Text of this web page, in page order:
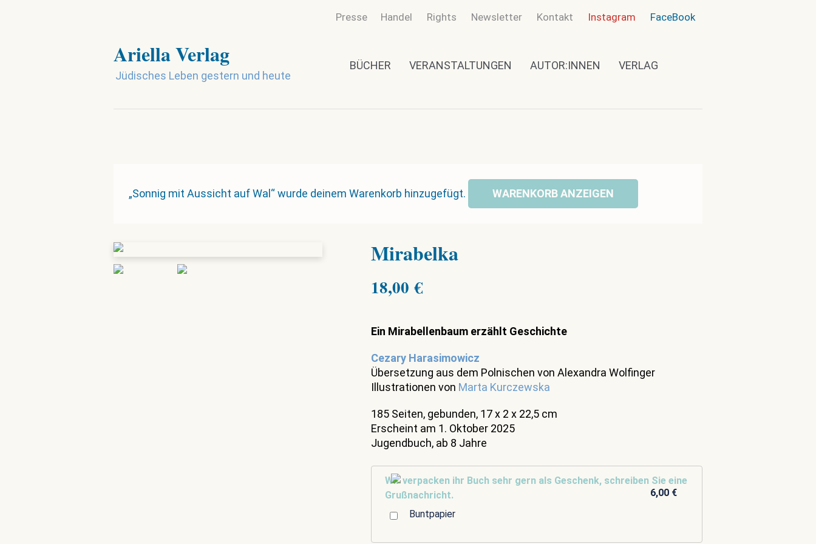
Presse Handel Rights Newsletter Kontakt Instagram FaceBook
Ariella Verlag
Jüdisches Leben gestern und heute
BÜCHER VERANSTALTUNGEN AUTOR:INNEN VERLAG
„Sonnig mit Aussicht auf Wal“ wurde deinem Warenkorb hinzugefügt. WARENKORB ANZEIGEN
Mirabelka
18,00 €
Ein Mirabellenbaum erzählt Geschichte
Cezary Harasimowicz
Übersetzung aus dem Polnischen von Alexandra Wolfinger
Illustrationen von Marta Kurczewska
185 Seiten, gebunden, 17 x 2 x 22,5 cm
Erscheint am 1. Oktober 2025
Jugendbuch, ab 8 Jahre
Wir verpacken ihr Buch sehr gern als Geschenk, schreiben Sie eine
Grußnachricht.
Buntpapier
6,00 €